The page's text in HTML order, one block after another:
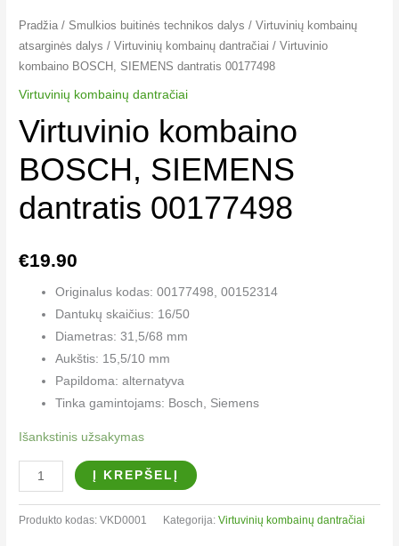
Pradžia / Smulkios buitinės technikos dalys /Virtuvinių kombainų
atsarginės dalys /Virtuvinių kombainų dantračiai / Virtuvinio
kombaino BOSCH, SIEMENS dantratis 00177498
Virtuvinių kombainų dantračiai
Virtuvinio kombaino
BOSCH, SIEMENS
dantratis 00177498
€19.90
Originalus kodas: 00177498, 00152314
Dantukų skaičius: 16/50
Diametras: 31,5/68 mm
Aukštis: 15,5/10 mm
Papildoma: alternatyva
Tinka gamintojams: Bosch, Siemens
Išankstinis užsakymas
Į KREPŠELĮ
Produkto kodas:VKD0001 Kategorija:Virtuvinių kombainų dantračiai